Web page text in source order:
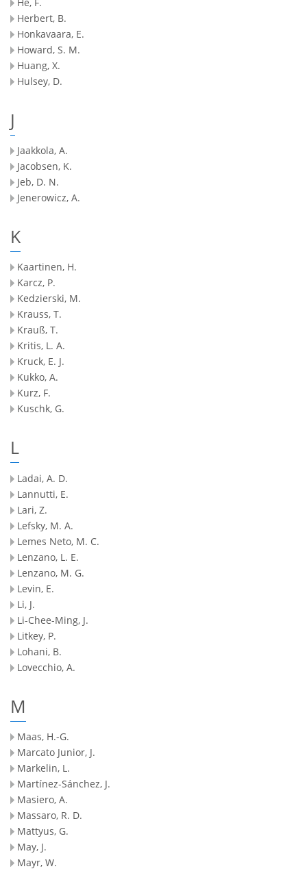
Herbert, B.
Honkavaara, E.
Howard, S. M.
Huang, X.
Hulsey, D.
J
Jaakkola, A.
Jacobsen, K.
Jeb, D. N.
Jenerowicz, A.
K
Kaartinen, H.
Karcz, P.
Kedzierski, M.
Krauss, T.
Krauß, T.
Kritis, L. A.
Kruck, E. J.
Kukko, A.
Kurz, F.
Kuschk, G.
L
Ladai, A. D.
Lannutti, E.
Lari, Z.
Lefsky, M. A.
Lemes Neto, M. C.
Lenzano, L. E.
Lenzano, M. G.
Levin, E.
Li, J.
Li-Chee-Ming, J.
Litkey, P.
Lohani, B.
Lovecchio, A.
M
Maas, H.-G.
Marcato Junior, J.
Markelin, L.
Martínez-Sánchez, J.
Masiero, A.
Massaro, R. D.
Mattyus, G.
May, J.
Mayr, W.